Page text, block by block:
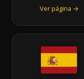
Ver página →